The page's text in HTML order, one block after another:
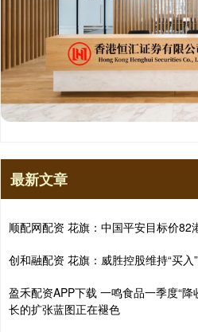
最新文章
顺配网配资 花旗：中国平安目标价82
创和融配资 花旗：威胜控股维持“买
盈禾配资APP下载 一鸣食品一季度“
长的扩张蓝图正在褪色